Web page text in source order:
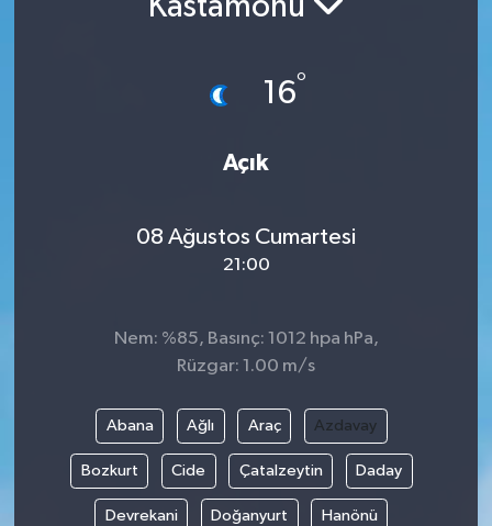
Kastamonu
16°
Açık
08 Ağustos Cumartesi
21:00
Nem: %85, Basınç: 1012 hpa hPa,
Rüzgar: 1.00 m/s
Abana Ağlı Araç Azdavay
Bozkurt Cide Çatalzeytin Daday
Devrekani Doğanyurt Hanönü